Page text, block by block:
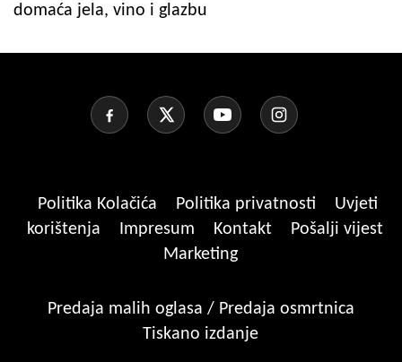
domaća jela, vino i glazbu
Politika Kolačića Politika privatnosti
Uvjeti
korištenja
Impresum Kontakt
Pošalji vijest
Marketing
Predaja malih oglasa / Predaja osmrtnica
Tiskano izdanje